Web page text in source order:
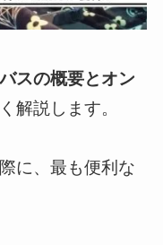
スの概要とオン
解説します。
に、最も便利な